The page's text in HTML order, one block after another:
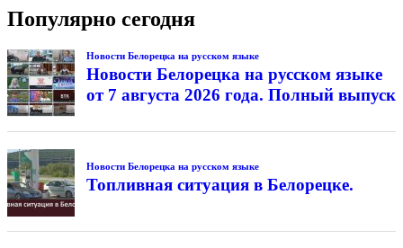
Популярно сегодня
Новости Белорецка на русском языке
Новости Белорецка на русском языке
от 7 августа 2026 года. Полный выпуск
Новости Белорецка на русском языке
Топливная ситуация в Белорецке.